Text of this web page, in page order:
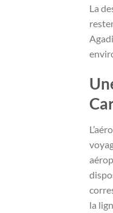
La
la